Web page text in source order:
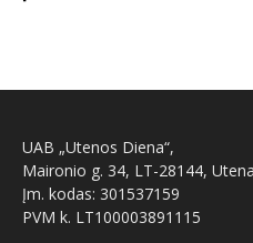
UAB „Utenos Diena“,
Maironio g. 34, LT-28144,
Įm. kodas: 301537159
PVM k. LT100003891115